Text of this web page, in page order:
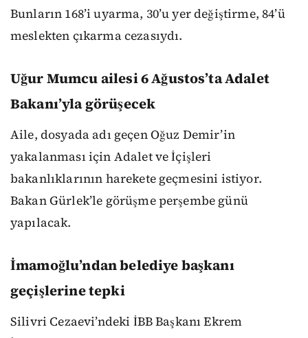
Bunların 168’i uyarma, 30’u yer değiştirme, 84’ü
meslekten çıkarma cezasıydı.
Uğur Mumcu ailesi 6 Ağustos’ta Adalet
Bakanı’yla görüşecek
Aile, dosyada adı geçen Oğuz Demir’in
yakalanması için Adalet ve İçişleri
bakanlıklarının harekete geçmesini istiyor.
Bakan Gürlek’le görüşme perşembe günü
yapılacak.
İmamoğlu’ndan belediye başkanı
geçişlerine tepki
Silivri Cezaevi’ndeki İBB Başkanı Ekrem